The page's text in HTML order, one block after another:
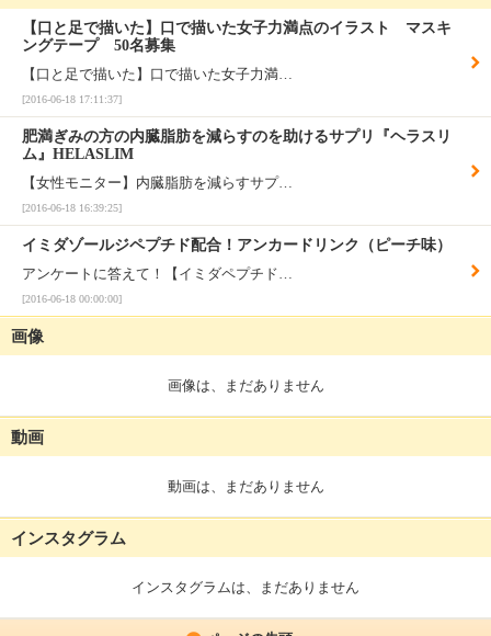
【口と足で描いた】口で描いた女子力満点のイラスト マスキ
ングテープ 50名募集
【口と足で描いた】口で描いた女子力満…
[2016-06-18 17:11:37]
肥満ぎみの方の内臓脂肪を減らすのを助けるサプリ『ヘラスリ
ム』HELASLIM
【女性モニター】内臓脂肪を減らすサプ…
[2016-06-18 16:39:25]
イミダゾールジペプチド配合！アンカードリンク（ピーチ味）
アンケートに答えて！【イミダペプチド…
[2016-06-18 00:00:00]
画像
画像は、まだありません
動画
動画は、まだありません
インスタグラム
インスタグラムは、まだありません